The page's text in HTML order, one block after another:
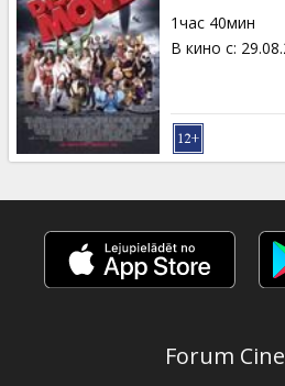
Кинозакуски
B2B
Клуб
1час 40мин
В кино с:
Forum